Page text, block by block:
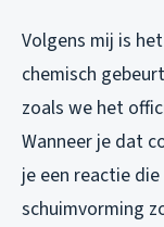
Volgens mij is
chemisch
zoals we het
Wanneer je dat
je een reactie
schuimvorming